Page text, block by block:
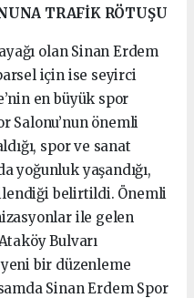
TRAFİK RÖTUŞU
olan Sinan Erdem
için ise seyirci
en büyük spor
Salonu’nun önemli
spor ve sanat
yoğunluk yaşandığı,
belirtildi. Önemli
ile gelen
Bulvarı
yeni bir düzenleme
Sinan Erdem Spor